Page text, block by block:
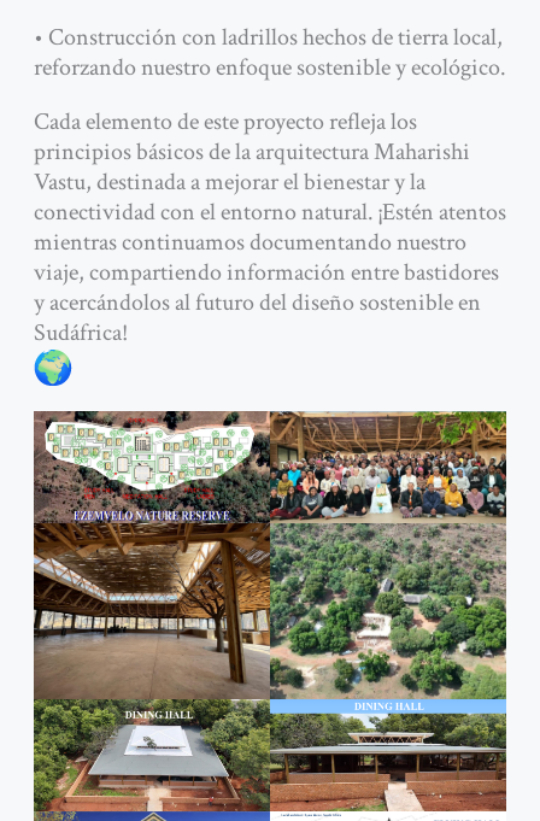
• Construcción con ladrillos hechos de tierra local,
reforzando nuestro enfoque sostenible y ecológico.
Cada elemento de este proyecto refleja los
principios básicos de la arquitectura Maharishi
Vastu, destinada a mejorar el bienestar y la
conectividad con el entorno natural. ¡Estén atentos
mientras continuamos documentando nuestro
viaje, compartiendo información entre bastidores
y acercándolos al futuro del diseño sostenible en
Sudáfrica!